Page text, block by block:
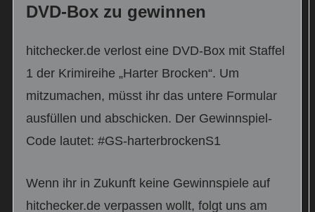
DVD-Box zu gewinnen
hitchecker.de verlost eine DVD-Box mit Staffel
1 der Krimireihe „Harter Brocken“. Um
mitzumachen, müsst ihr das untere Formular
ausfüllen und abschicken. Der Gewinnspiel-
Code lautet: #GS-harterbrockenS1
Wenn ihr in Zukunft keine Gewinnspiele auf
hitchecker.de verpassen wollt, folgt uns am